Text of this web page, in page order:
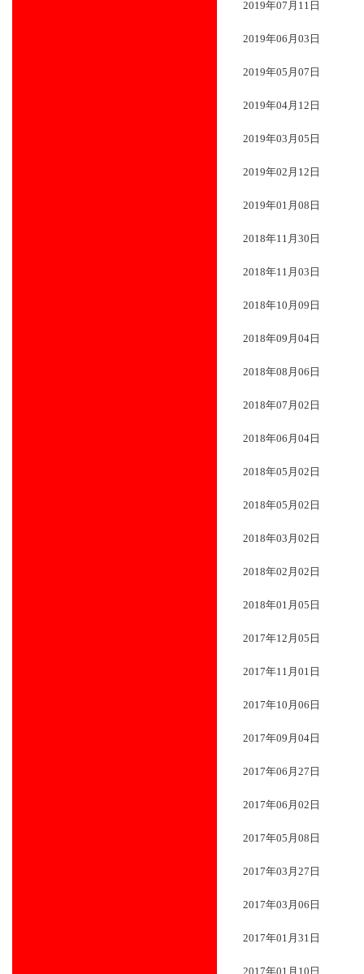
2019年07月11日
2019年06月03日
2019年05月07日
2019年04月12日
2019年03月05日
2019年02月12日
2019年01月08日
2018年11月30日
2018年11月03日
2018年10月09日
2018年09月04日
2018年08月06日
2018年07月02日
2018年06月04日
2018年05月02日
2018年05月02日
2018年03月02日
2018年02月02日
2018年01月05日
2017年12月05日
2017年11月01日
2017年10月06日
2017年09月04日
2017年06月27日
2017年06月02日
2017年05月08日
2017年03月27日
2017年03月06日
2017年01月31日
2017年01月10日